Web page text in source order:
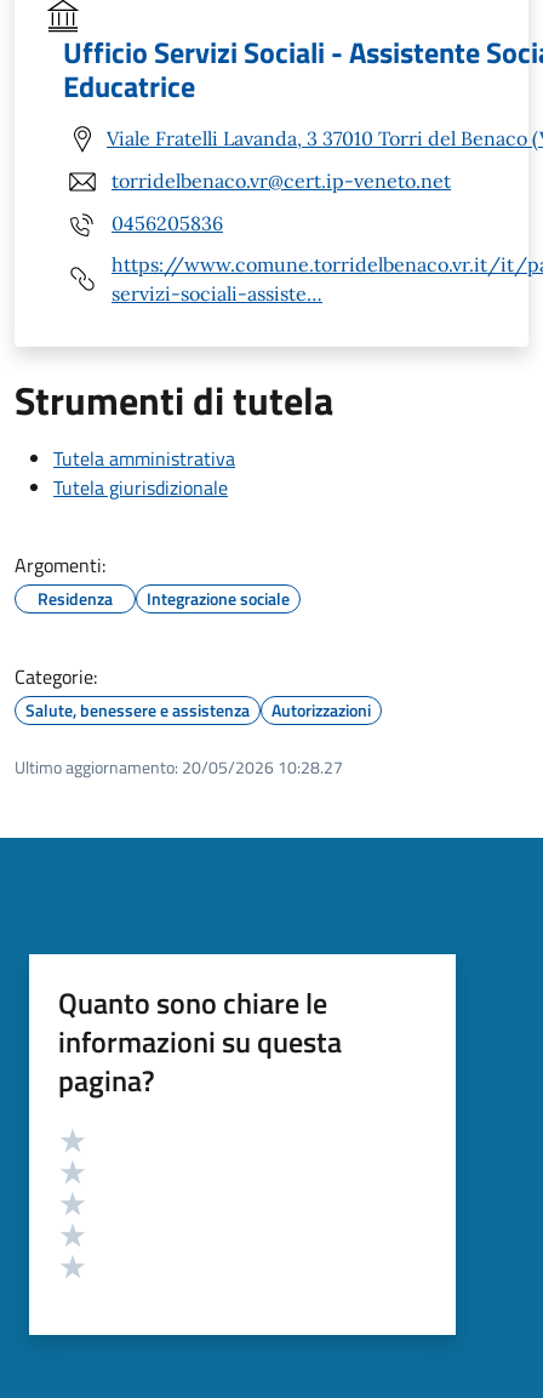
Ufficio Servizi Sociali - Assistente
Educatrice
Viale Fratelli Lavanda, 3 37010 Torri del Benaco
torridelbenaco.vr@cert.ip-veneto.net
0456205836
https://www.comune.torridelbenaco.vr.it/it/
servizi-sociali-assiste…
Strumenti di tutela
Tutela amministrativa
Tutela giurisdizionale
Argomenti:
Residenza Integrazione sociale
Categorie:
Salute, benessere e assistenza Autorizzazioni
Ultimo aggiornamento: 20/05/2026 10:28.27
Quanto sono chiare le
informazioni su questa
pagina?
Valutazione